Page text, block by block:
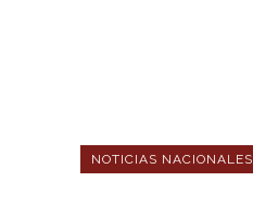
NOTICIAS NACIONALES